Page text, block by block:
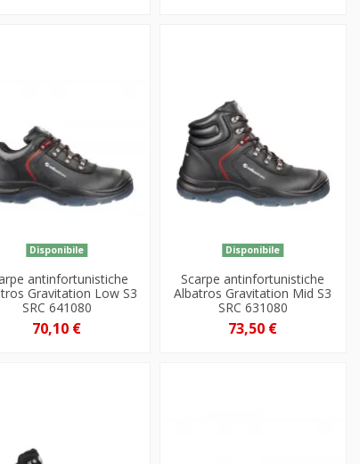
Disponibile
antinfortunistiche
Gravitation Low S3
SRC 641080
70,10 €
Disponibile
Scarpe antinfortunistiche
Albatros Gravitation Mid S3
SRC 631080
73,50 €